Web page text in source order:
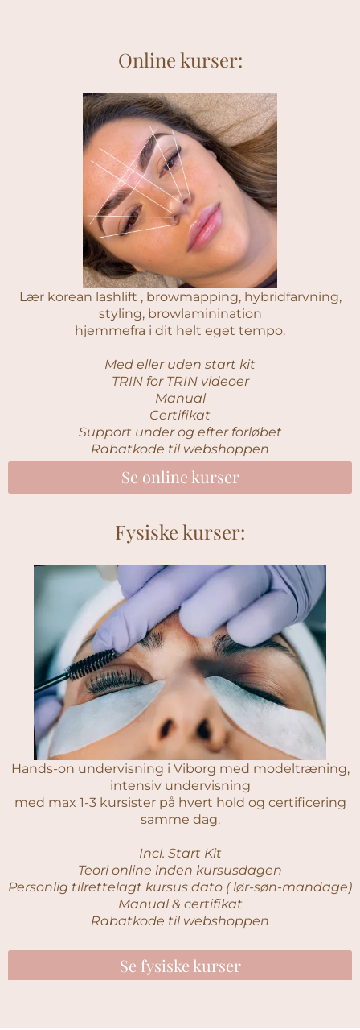
Online kurser:
Lær korean lashlift , browmapping, hybridfarvning,
styling, browlaminination
hjemmefra i dit helt eget tempo.
Med eller uden start kit
TRIN for TRIN videoer
Manual
Certifikat
Support under og efter forløbet
Rabatkode til webshoppen
Se online kurser
Fysiske kurser:
Hands-on undervisning i Viborg med modeltræning,
intensiv undervisning
med max 1-3 kursister på hvert hold og certificering
samme dag.
Incl. Start Kit
Teori online inden kursusdagen
Personlig tilrettelagt kursus dato ( lør-søn-mandage)
Manual & certifikat
Rabatkode til webshoppen
Se fysiske kurser